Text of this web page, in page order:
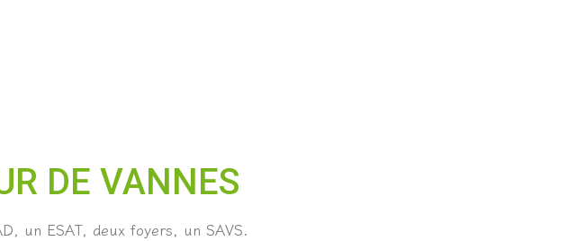
DE VANNES
un ESAT, deux foyers, un SAVS.